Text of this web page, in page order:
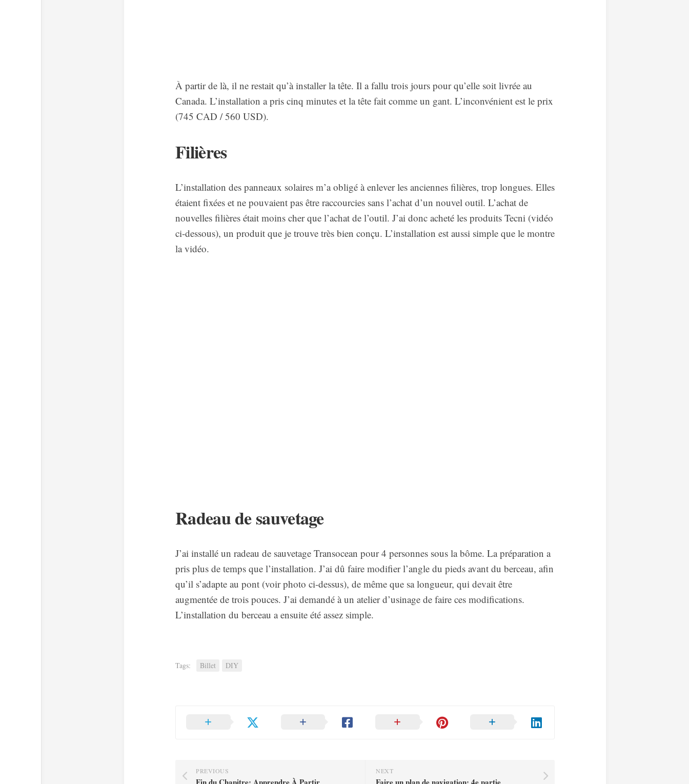
À partir de là, il ne restait qu’à installer la tête. Il a fallu trois jours pour qu’elle soit livrée au
Canada. L’installation a pris cinq minutes et la tête fait comme un gant. L’inconvénient est le prix
(745 CAD / 560 USD).
Filières
L’installation des panneaux solaires m’a obligé à enlever les anciennes filières, trop longues. Elles
étaient fixées et ne pouvaient pas être raccourcies sans l’achat d’un nouvel outil. L’achat de
nouvelles filières était moins cher que l’achat de l’outil. J’ai donc acheté les produits Tecni (vidéo
ci-dessous), un produit que je trouve très bien conçu. L’installation est aussi simple que le montre
la vidéo.
Radeau de sauvetage
J’ai installé un radeau de sauvetage Transocean pour 4 personnes sous la bôme. La préparation a
pris plus de temps que l’installation. J’ai dû faire modifier l’angle du pieds avant du berceau, afin
qu’il s’adapte au pont (voir photo ci-dessus), de même que sa longueur, qui devait être
augmentée de trois pouces. J’ai demandé à un atelier d’usinage de faire ces modifications.
L’installation du berceau a ensuite été assez simple.
Tags: Billet DIY
NEXT
PREVIOUS